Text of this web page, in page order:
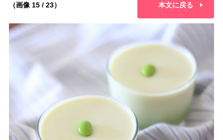
（画像 15 / 23） 本文に戻る